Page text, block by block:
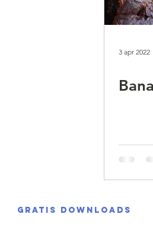
3 apr 2022
GRATIS DOWNLOADS